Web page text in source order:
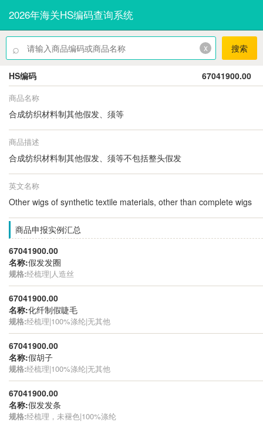
2026年海关HS编码查询系统
⌕ x 搜索
HS编码 67041900.00
商品名称
合成纺织材料制其他假发、须等
商品描述
合成纺织材料制其他假发、须等不包括整头假发
英文名称
Other wigs of synthetic textile materials, other than complete wigs
商品申报实例汇总
67041900.00
名称:假发发圈
规格:经梳理|人造丝
67041900.00
名称:化纤制假睫毛
规格:经梳理|100%涤纶|无其他
67041900.00
名称:假胡子
规格:经梳理|100%涤纶|无其他
67041900.00
名称:假发发条
规格:经梳理，未褪色|100%涤纶